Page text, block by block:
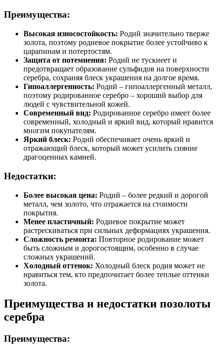
Преимущества:
Высокая износостойкость: Родий значительно тверже
золота, поэтому родиевое покрытие более устойчиво к
царапинам и потертостям.
Защита от потемнения: Родий не тускнеет и
предотвращает образование сульфидов на поверхности
серебра, сохраняя блеск украшения на долгое время.
Гипоаллергенность: Родий – гипоаллергенный металл,
поэтому родированное серебро – хороший выбор для
людей с чувствительной кожей.
Современный вид: Родированное серебро имеет более
современный, холодный и яркий вид, который нравится
многим покупателям.
Яркий блеск: Родий обеспечивает очень яркий и
отражающий блеск, который может усилить сияние
драгоценных камней.
Недостатки:
Более высокая цена: Родий – более редкий и дорогой
металл, чем золото, что отражается на стоимости
покрытия.
Менее пластичный: Родиевое покрытие может
растрескиваться при сильных деформациях украшения.
Сложность ремонта: Повторное родирование может
быть сложным и дорогостоящим, особенно в случае
сложных украшений.
Холодный оттенок: Холодный блеск родия может не
нравиться тем, кто предпочитает более теплые оттенки
золота.
Преимущества и недостатки позолоты
серебра
Преимущества: